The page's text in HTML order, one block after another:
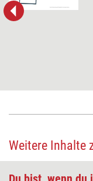
Weitere Inhalte